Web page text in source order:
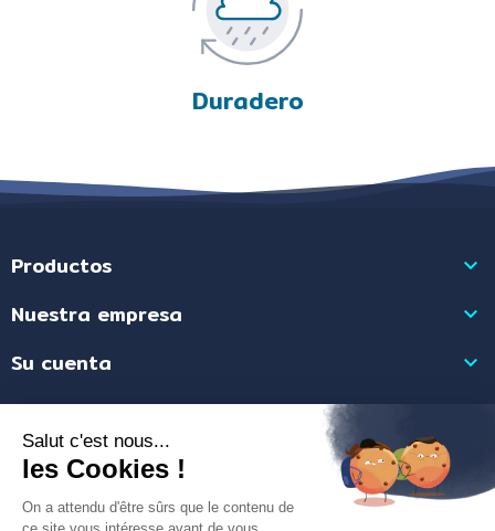
Duradero
Productos 
Nuestra empresa 
Su cuenta 
Información de la tienda
Comerciante aprobado por la Sociedad de Opiniones Contrastadas,haga
clic aquí para mostrar el certificado